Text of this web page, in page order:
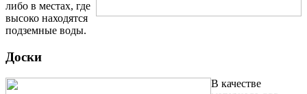
либо в местах, где
высоко находятся
подземные воды.
Доски
В качестве